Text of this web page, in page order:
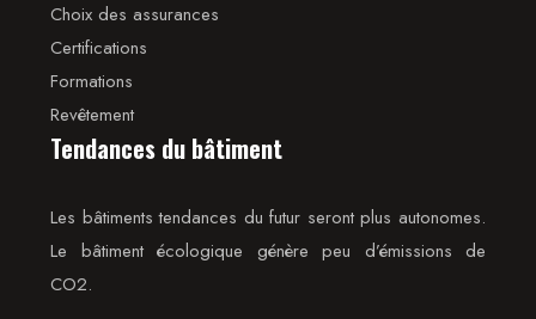
Choix des assurances
Certifications
Formations
Revêtement
Tendances du bâtiment
Les bâtiments tendances du futur seront plus autonomes.
Le bâtiment écologique génère peu d’émissions de
CO2.